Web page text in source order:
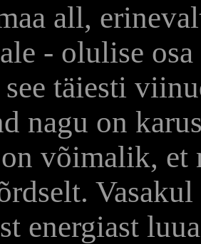
all,
- olulise osa
täiesti
nagu on
võimalik, et
energiast